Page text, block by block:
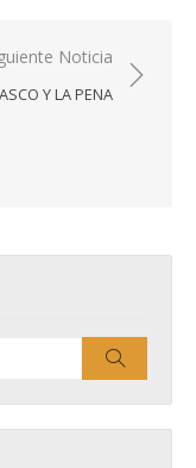
Noticia
Y LA PENA